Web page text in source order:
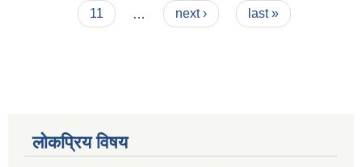
11
next › last »
लोकप्रिय विषय